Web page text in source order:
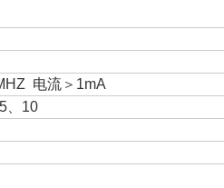
电流＞1mA
、10